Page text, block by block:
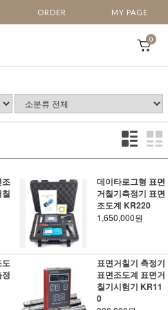
ORDER MY PAGE
0
데이타로그형 표면
거칠기측정기 표면
조도계 KR220
1,650,000원
표면거칠기 측정기
표면조도계 표면거
칠기시험기 KR11
0